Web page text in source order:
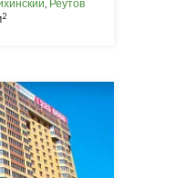
, Реутов
2